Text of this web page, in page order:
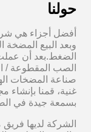
حولنا
أفضل أجزاء هي
وبعد البيع المضخة
الضغط.بعد أن
الصب المقطوعة /
صناعة المضخات
غنية، قمنا بإنشاء
بسمعة جيدة في
الشركة لديها